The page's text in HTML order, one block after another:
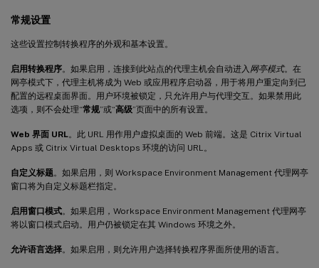
常规设置
这些设置控制转换程序的外观和基本设置。
启用转换程序。如果启用，连接到此站点的代理主机会自动进入 网亭模式。在
网亭模式下，代理主机将成为 Web 或应用程序启动器，用于将用户重定向到已
配置的远程桌面界面。用户环境被锁定，只允许用户与代理交互。如果禁用此
选项，则不会处理“常规”或“高级”页面中的所有设置。
Web 界面 URL。此 URL 用作用户虚拟桌面的 Web 前端。这是 Citrix Virtual
Apps 或 Citrix Virtual Desktops 环境的访问 URL。
自定义标题 。如果启用，则 Workspace Environment Management 代理网亭
窗口将为自定义标题栏指定。
启用窗口模式。如果启用，Workspace Environment Management 代理网亭
将以窗口模式启动。用户仍被锁定在其 Windows 环境之外。
允许语言选择。如果启用，则允许用户选择转换程序界面所使用的语言。